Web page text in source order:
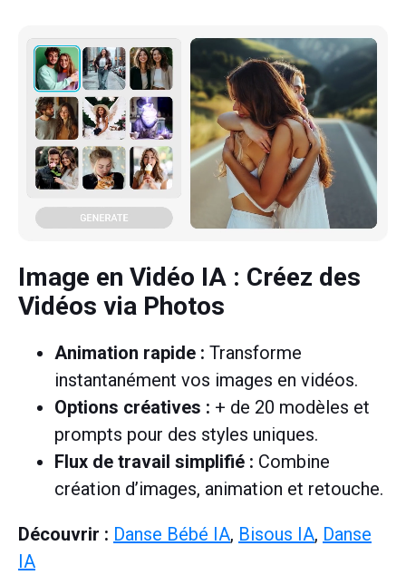
Image en Vidéo IA : Créez des
Vidéos via Photos
Animation rapide : Transforme
instantanément vos images en vidéos.
Options créatives : + de 20 modèles et
prompts pour des styles uniques.
Flux de travail simplifié : Combine
création d’images, animation et retouche.
Découvrir : Danse Bébé IA, Bisous IA, Danse
IA